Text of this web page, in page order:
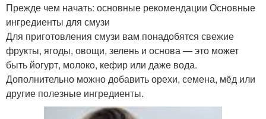
Прежде чем начать: основные рекомендации Основные
ингредиенты для смузи
Для приготовления смузи вам понадобятся свежие
фрукты, ягоды, овощи, зелень и основа — это может
быть йогурт, молоко, кефир или даже вода.
Дополнительно можно добавить орехи, семена, мёд или
другие полезные ингредиенты.